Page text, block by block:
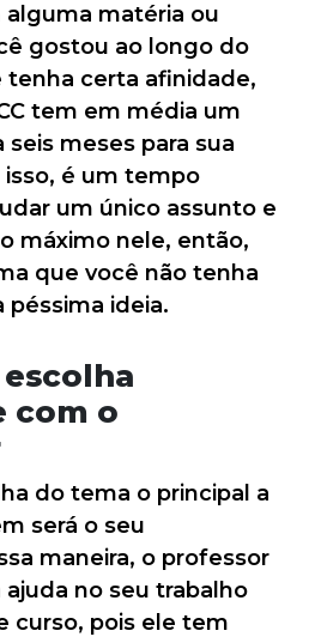
matéria ou
gostou ao longo do
tenha certa afinidade,
tem em média um
seis meses para sua
é um tempo
um único assunto e
máximo nele, então,
que você não tenha
péssima ideia.
com o
do tema o principal a
será o seu
maneira, o professor
ajuda no seu trabalho
curso, pois ele tem